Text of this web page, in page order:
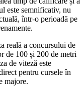
este semnificativ, nu
într-o perioadă pe
reală a concursului de
de 100 și 200 de metri
de viteză este
pentru cursele în
majore.